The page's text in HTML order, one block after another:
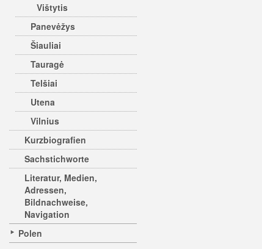
Vištytis
Panevėžys
Šiauliai
Tauragė
Telšiai
Utena
Vilnius
Kurzbiografien
Sachstichworte
Literatur, Medien,
Adressen,
Bildnachweise,
Navigation
Polen